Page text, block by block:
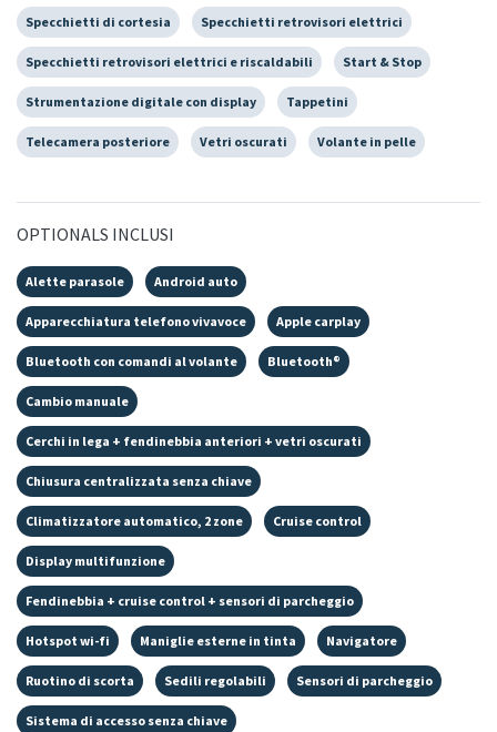
Specchietti di cortesia Specchietti retrovisori elettrici
Specchietti retrovisori elettrici e riscaldabili Start & Stop
Strumentazione digitale con display Tappetini
Telecamera posteriore Vetri oscurati Volante in pelle
OPTIONALS INCLUSI
Alette parasole Android auto
Apparecchiatura telefono vivavoce Apple carplay
Bluetooth con comandi al volante Bluetooth®
Cambio manuale
Cerchi in lega + fendinebbia anteriori + vetri oscurati
Chiusura centralizzata senza chiave
Climatizzatore automatico, 2 zone Cruise control
Display multifunzione
Fendinebbia + cruise control + sensori di parcheggio
Hotspot wi-fi Maniglie esterne in tinta Navigatore
Ruotino di scorta Sedili regolabili Sensori di parcheggio
Sistema di accesso senza chiave